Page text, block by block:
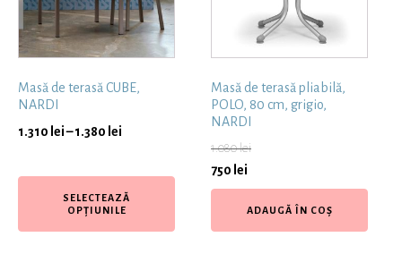
Masă de terasă CUBE,
NARDI
1.310 lei–1.380 lei
SELECTEAZĂ
OPȚIUNILE
Masă de terasă pliabilă,
POLO, 80 cm, grigio,
NARDI
1.080lei
750 lei
ADAUGĂ ÎN COȘ